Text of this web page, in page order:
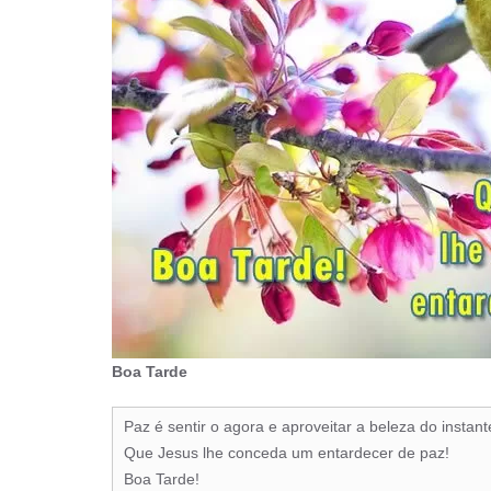
Boa Tarde
Paz é sentir o agora e aproveitar a beleza do
Que Jesus lhe conceda um entardecer de paz!
Boa Tarde!